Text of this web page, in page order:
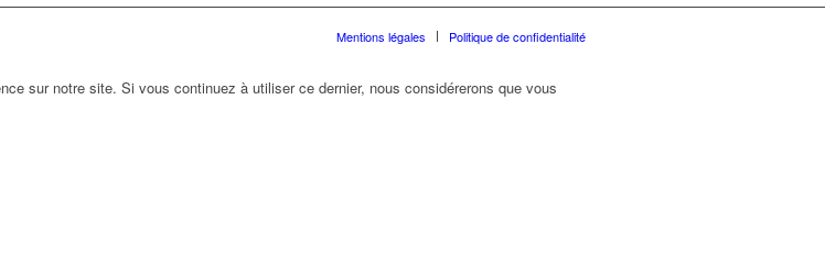
Mentions légales Politique de confidentialité
sur notre site. Si vous continuez à utiliser ce dernier, nous considérerons que vous